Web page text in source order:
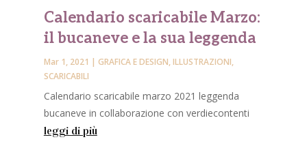
Calendario scaricabile Marzo:
il bucaneve e la sua leggenda
Mar 1, 2021 | GRAFICA E DESIGN,ILLUSTRAZIONI,
SCARICABILI
Calendario scaricabile marzo 2021 leggenda
bucaneve in collaborazione con verdiecontenti
leggi di più